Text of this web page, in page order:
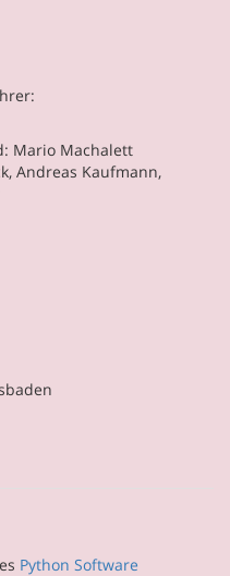
Mario Machalett
Andreas Kaufmann,
Python Software